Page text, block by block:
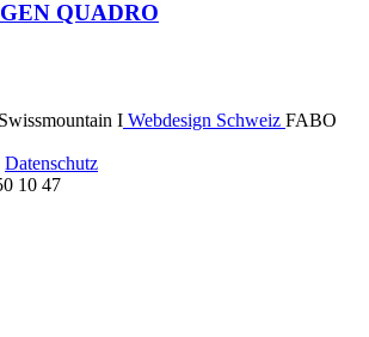
QUADRO
I Webdesign Schweiz FABO
Datenschutz
10 47